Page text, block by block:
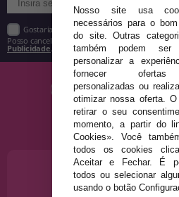
Gostaria de receber descontos exclusivos,
Posso cancelar a inscrição a qualquer
Publicidade.
PRECISA DE
915 793
Nosso site usa
necessários para o
do site. Outras
também podem ser
personalizar a
fornecer ofertas
personalizadas ou
otimizar nossa oferta.
retirar o seu
momento, a partir do
Cookies». Você
todos os cookies
Aceitar e Fechar. É
todos ou selecionar
usando o botão